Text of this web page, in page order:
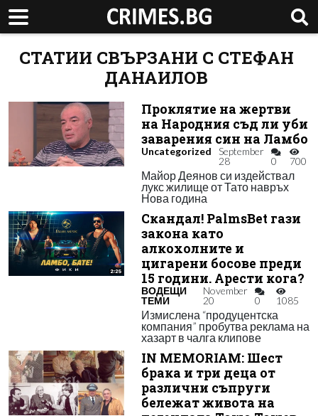
СТАТИИ СВЪРЗАНИ С СТЕФАН
ДАНАИЛОВ
Проклятие на жертви
на Народния съд ли уби
заварения син на Ламбо
Uncategorized
September
28
0 700
Майор Деянов си издействал
лукс жилище от Тато навръх
Нова година
Скандал! PalmsBet гази
закона като
алкохолните и
цигарени босове преди
15 години. Арести кога?
ВОДЕЩИ
ТЕМИ
November
20
0 1085
Измислена “продуцентска
компания” пробутва реклама на
хазарт в чалга клипове
IN MEMORIAM: Шест
брака и три деца от
различни съпруги
бележат живота на